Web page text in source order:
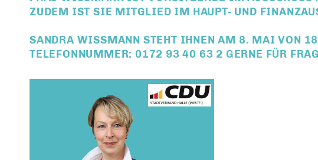
UDEM IST SIE MITGLIED IM HAUPT- UND
SANDRA WISSMANN STEHT IHNEN AM 8. MAI VON 18
TELEFONNUMMER: 0172 93 40 63 2 GERNE FÜR